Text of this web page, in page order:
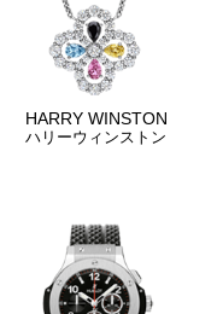
HARRY WINSTON
ハリーウィンストン